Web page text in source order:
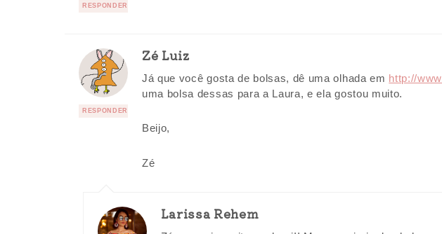
RESPONDER
RESPONDER
Zé Luiz
Já que você gosta de bolsas, dê uma olhada em http://
uma bolsa dessas para a Laura, e ela gostou muito.
Beijo,
Zé
Larissa Rehem